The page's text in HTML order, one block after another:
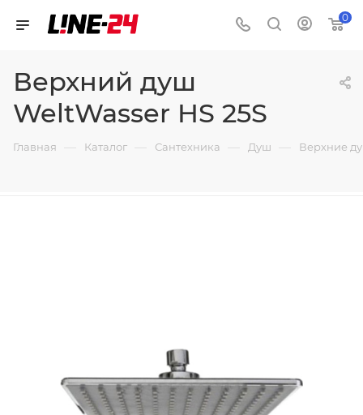
0
Верхний душ
WeltWasser HS 25S
Главная — Каталог — Сантехника — Душ — Верхние